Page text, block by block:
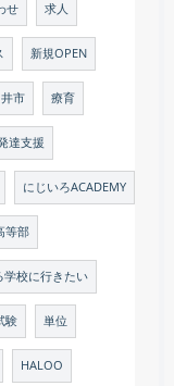
せ 求人
新規OPEN
市 療育
達支援
にじいろACADEMY
等部
学校に行きたい
験 単位
HALOO